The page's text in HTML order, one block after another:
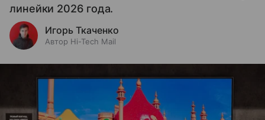
линейки 2026 года.
Игорь Ткаченко
Автор Hi-Tech Mail